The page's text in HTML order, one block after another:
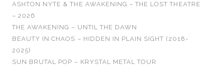
ASHTON NYTE & THE AWAKENING – THE LOST THEATRE
– 2026
THE AWAKENING – UNTIL THE DAWN
BEAUTY IN CHAOS – HIDDEN IN PLAIN SIGHT (2018-
2025)
SUN BRUTAL POP – KRYSTAL METAL TOUR